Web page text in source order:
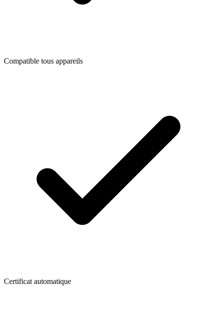
Compatible tous appareils
Certificat automatique